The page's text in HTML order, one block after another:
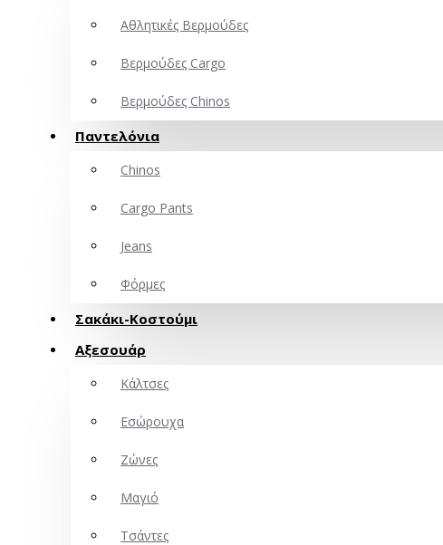
Αθλητικές Βερμούδες
Βερμούδες Cargo
Βερμούδες Chinos
Παντελόνια
Chinos
Cargo Pants
Jeans
Φόρμες
Σακάκι-Κοστούμι
Αξεσουάρ
Κάλτσες
Εσώρουχα
Ζώνες
Μαγιό
Τσάντες